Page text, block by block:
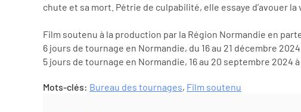
chute et sa mort. Pétrie de culpabilité, elle essaye d’avouer la
Film soutenu à la production par la Région Normandie en
6 jours de tournage en Normandie, du 16 au 21 décembre 2024
5 jours de tournage en Normandie, 16 au 20 septembre 2024 à
Mots-clés: Bureau des tournages, Film soutenu